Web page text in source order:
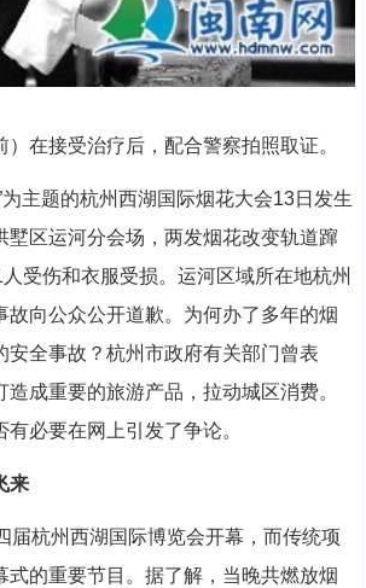
在接受治疗后，配合警察拍照取证。
主题的杭州西湖国际烟花大会13日发生
墅区运河分会场，两发烟花改变轨道蹿
受伤和衣服受损。运河区域所在地杭州
故向公众公开道歉。为何办了多年的烟
安全事故？杭州市政府有关部门曾表
成重要的旅游产品，拉动城区消费。
必要在网上引发了争论。
来
杭州西湖国际博览会开幕，而传统项
式的重要节目。据了解，当晚共燃放烟